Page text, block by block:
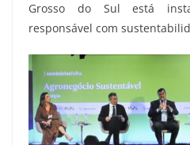
Grosso do Sul está
responsável com